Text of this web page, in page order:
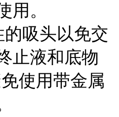
用。
吸头以免交
止液和底物
使用带金属